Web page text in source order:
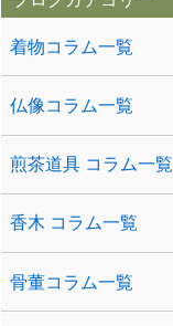
着物コラム一覧
仏像コラム一覧
煎茶道具 コラム一覧
香木 コラム一覧
骨董コラム一覧